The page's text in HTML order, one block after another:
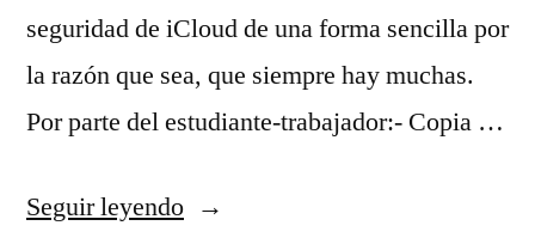
seguridad de iCloud de una forma sencilla por
la razón que sea, que siempre hay muchas.
Por parte del estudiante-trabajador:- Copia …
Seguir leyendo«camisetas